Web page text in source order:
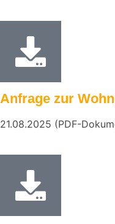
Anfrage zur
21.08.2025 (PDF-